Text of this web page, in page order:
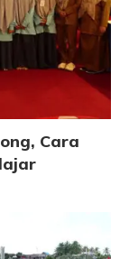
Cara